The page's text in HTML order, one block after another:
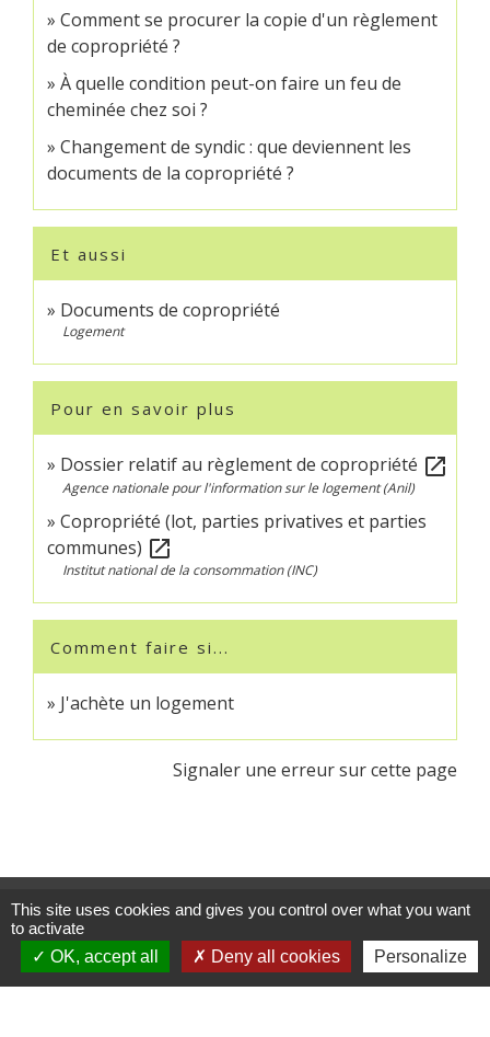
Comment se procurer la copie d'un règlement
de copropriété ?
À quelle condition peut-on faire un feu de
cheminée chez soi ?
Changement de syndic : que deviennent les
documents de la copropriété ?
Et aussi
Documents de copropriété
Logement
Pour en savoir plus
Dossier relatif au règlement de copropriété open_in_new
Agence nationale pour l'information sur le logement (Anil)
Copropriété (lot, parties privatives et parties
communes) open_in_new
Institut national de la consommation (INC)
Comment faire si...
J'achète un logement
Signaler une erreur sur cette page
Contacts
Commune de Crédin
45 Place Abbé Royer
56580 Crédin - FRANCE
This site uses cookies and gives you control over what you want
to activate
OK, accept all
Deny all cookies Personalize